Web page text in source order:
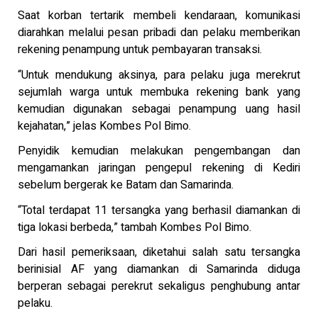
Saat korban tertarik membeli kendaraan, komunikasi
diarahkan melalui pesan pribadi dan pelaku memberikan
rekening penampung untuk pembayaran transaksi.
“Untuk mendukung aksinya, para pelaku juga merekrut
sejumlah warga untuk membuka rekening bank yang
kemudian digunakan sebagai penampung uang hasil
kejahatan,” jelas Kombes Pol Bimo.
Penyidik kemudian melakukan pengembangan dan
mengamankan jaringan pengepul rekening di Kediri
sebelum bergerak ke Batam dan Samarinda.
“Total terdapat 11 tersangka yang berhasil diamankan di
tiga lokasi berbeda,” tambah Kombes Pol Bimo.
Dari hasil pemeriksaan, diketahui salah satu tersangka
berinisial AF yang diamankan di Samarinda diduga
berperan sebagai perekrut sekaligus penghubung antar
pelaku.